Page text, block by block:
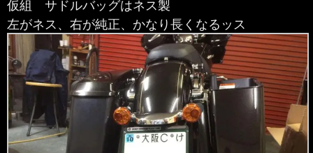
仮組 サドルバッグはネス製
左がネス、右が純正、かなり長くなるッス